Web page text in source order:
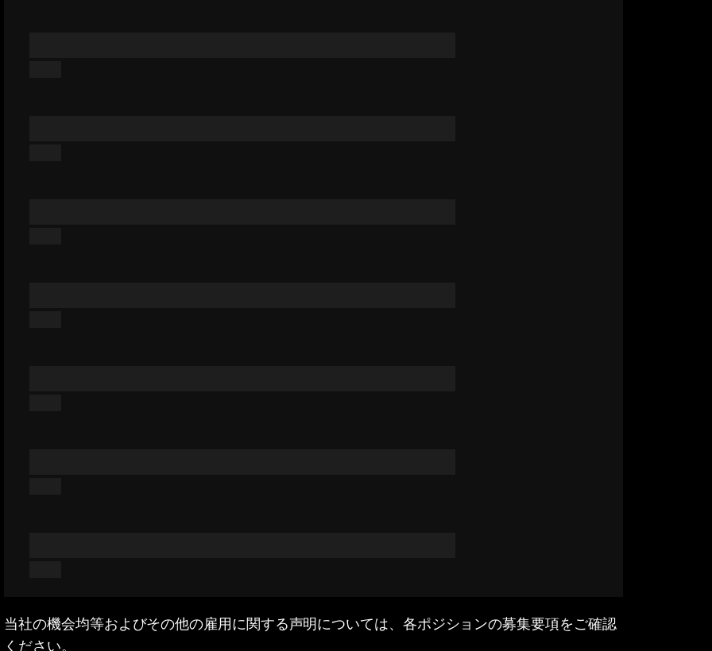
当社の機会均等およびその他の雇用に関する声明については、各ポジションの募集要項をご確認
ください。